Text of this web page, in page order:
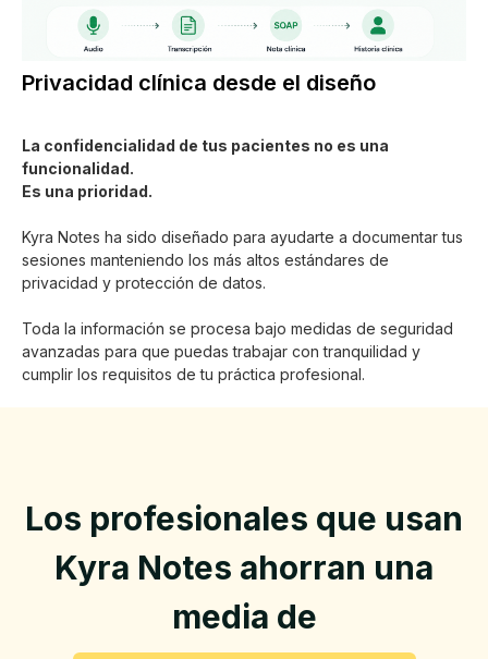
Privacidad clínica desde el diseño
La confidencialidad de tus pacientes no es una
funcionalidad.
Es una prioridad.
Kyra Notes ha sido diseñado para ayudarte a documentar tus
sesiones manteniendo los más altos estándares de
privacidad y protección de datos.
Toda la información se procesa bajo medidas de seguridad
avanzadas para que puedas trabajar con tranquilidad y
cumplir los requisitos de tu práctica profesional.
Los profesionales que usan
Kyra Notes ahorran una
media de